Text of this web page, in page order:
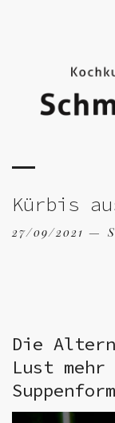
Kürbis
27/09/2021
Die
Lust